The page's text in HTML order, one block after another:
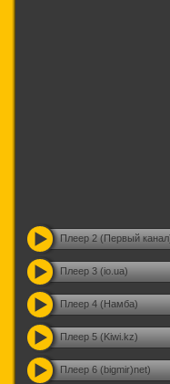
Плеер 2 (Первый
Плеер 3 (io.ua)
Плеер 4 (Намба)
Плеер 5 (Kiwi.kz)
Плеер 6 (bigmir)net)